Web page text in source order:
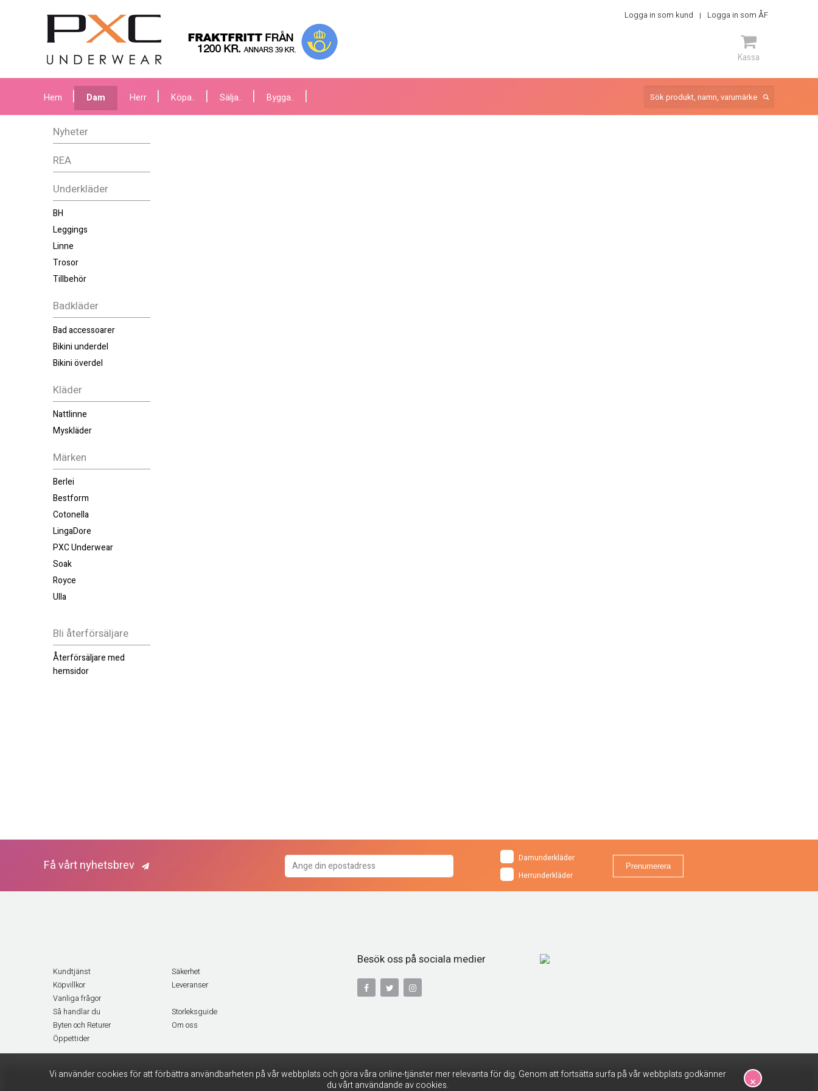
Vi använder cookies för att förbättra användbarheten på vår webbplats och göra våra online-tjänster mer relevanta för dig. Genom att fortsätta surfa på vår webbplats godkänner
du vårt användande av cookies.
×
Logga in som kund Logga in som ÅF
Kassa
ARTIKEL
Hem Dam Herr Köpa.. Sälja.. Bygga..
Nyheter
REA
Underkläder
BH
Leggings
Linne
Trosor
Tillbehör
Badkläder
Bad accessoarer
Bikini underdel
Bikini överdel
Kläder
Nattlinne
Myskläder
Märken
Berlei
Bestform
Cotonella
LingaDore
PXC Underwear
Soak
Royce
Ulla
Bli återförsäljare
Återförsäljare med
hemsidor
Få vårt nyhetsbrev
Damunderkläder
Herrunderkläder
Kundtjänst
Säkerhet
Köpvillkor
Leveranser
Vanliga frågor
Så handlar du
Storleksguide
Byten och Returer
Om oss
Öppettider
Besök oss på sociala medier